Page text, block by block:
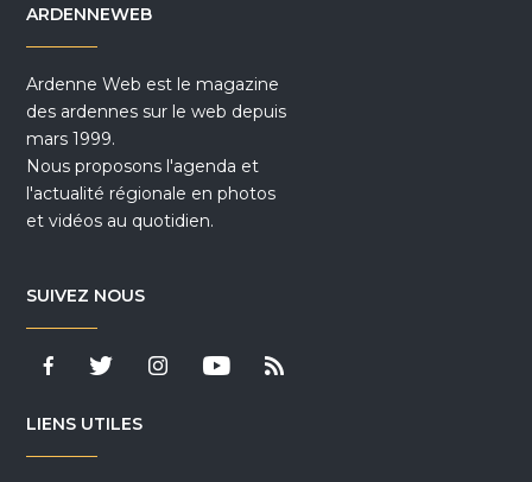
ARDENNEWEB
Ardenne Web est le magazine
des ardennes sur le web depuis
mars 1999.
Nous proposons l'agenda et
l'actualité régionale en photos
et vidéos au quotidien.
SUIVEZ NOUS
LIENS UTILES